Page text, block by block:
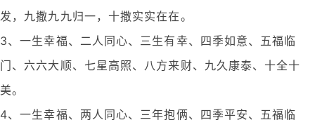
发，九撒九九归一，十撒实实在在。
3、一生幸福、二人同心、三生有幸、四季如意、五福临
门、六六大顺、七星高照、八方来财、九久康泰、十全十
美。
4、一生幸福、两人同心、三年抱俩、四季平安、五福临